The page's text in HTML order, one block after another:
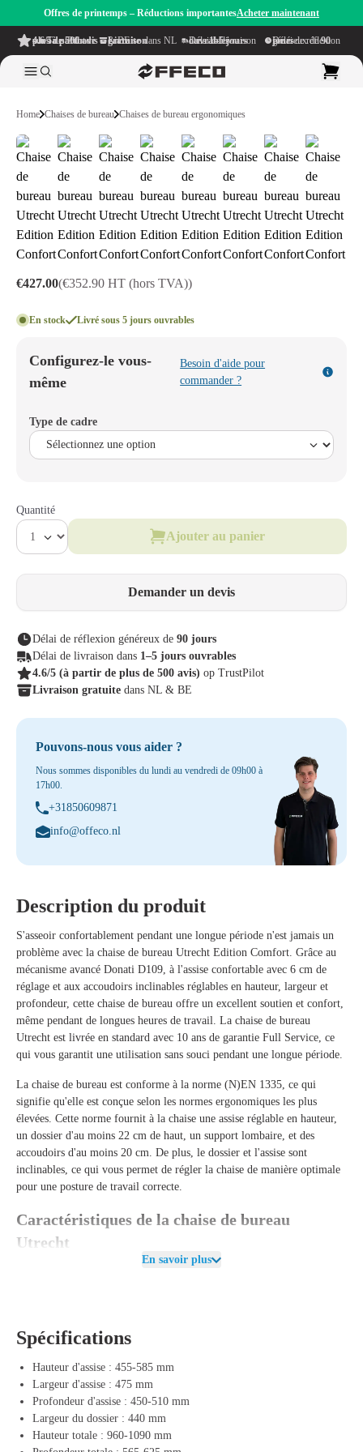
Offres de printemps – Réductions importantesAcheter maintenant
4.6/5
à partir de plus de 500 avis
sur TrustPilot Livraison gratuite
dans NL & BE Délai de livraison dans
1–5 jours ouvrables Délai de réflexion généreux de
90 jours
Home Chaises de bureau Chaises de bureau ergonomiques
€427.00(€352.90 HT (hors TVA))
En stock Livré sous 5 jours ouvrables
Configurez-le vous-
même
Besoin d'aide pour
commander ?
Type de cadre
Quantité
Ajouter au panier
Demander un devis
Délai de réflexion généreux de 90 jours
Délai de livraison dans 1–5 jours ouvrables
4.6/5 (à partir de plus de 500 avis) op TrustPilot
Livraison gratuite dans NL & BE
Pouvons-nous vous aider ?
Nous sommes disponibles du lundi au vendredi de 09h00 à
17h00.
+31850609871
info@offeco.nl
Description du produit
S'asseoir confortablement pendant une longue période n'est jamais un
problème avec la chaise de bureau Utrecht Edition Comfort. Grâce au
mécanisme avancé Donati D109, à l'assise confortable avec 6 cm de
réglage et aux accoudoirs inclinables réglables en hauteur, largeur et
profondeur, cette chaise de bureau offre un excellent soutien et confort,
même pendant de longues heures de travail. La chaise de bureau
Utrecht est livrée en standard avec 10 ans de garantie Full Service, ce
qui vous garantit une utilisation sans souci pendant une longue période.
La chaise de bureau est conforme à la norme (N)EN 1335, ce qui
signifie qu'elle est conçue selon les normes ergonomiques les plus
élevées. Cette norme fournit à la chaise une assise réglable en hauteur,
un dossier d'au moins 22 cm de haut, un support lombaire, et des
accoudoirs d'au moins 20 cm. De plus, le dossier et l'assise sont
inclinables, ce qui vous permet de régler la chaise de manière optimale
pour une posture de travail correcte.
Caractéristiques de la chaise de bureau
Utrecht
La chaise de bureau Utrecht Edition Comfort est équipée d'un
dotée de coutures et offre une expérience d'assise douce et durable,
Les accoudoirs de la chaise de bureau Utrecht Edition Comfort sont
réglables en hauteur, largeur et profondeur
de travail ergonomique. Leblocage des accoudoirs 4D
stabilité supplémentaire et empêche le glissement pendant l'utilisation.
En savoir plus
Spécifications
Hauteur d'assise : 455-585 mm
Largeur d'assise : 475 mm
Profondeur d'assise : 450-510 mm
Largeur du dossier : 440 mm
Hauteur totale : 960-1090 mm